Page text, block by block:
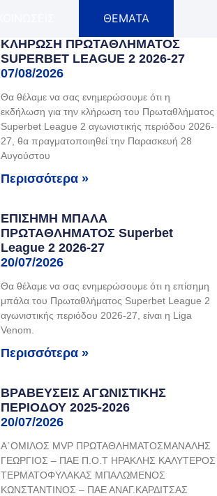
ΘΕΜΑΤΑ
ΚΛΗΡΩΣΗ ΠΡΩΤΑΘΛΗΜΑΤΟΣ
SUPERBET LEAGUE 2 2026-27
07/08/2026
Θα θέλαμε να σας ενημερώσουμε ότι η
εκδήλωση για την κλήρωση του Πρωταθλήματος
Superbet League 2 αγωνιστικής περιόδου 2026-
27, θα πραγματοποιηθεί την Παρασκευή 28
Αυγούστου
Περισσότερα »
EΠΙΣΗΜΗ ΜΠΑΛΑ
ΠΡΩΤΑΘΛΗΜΑΤΟΣ Superbet
League 2 2026-27
20/07/2026
Θα θέλαμε να σας ενημερώσουμε ότι η επίσημη
μπάλα του Πρωταθλήματος Superbet League 2
αγωνιστικής περιόδου 2026-27, είναι η Liga
Venom.
Περισσότερα »
ΒΡΑΒΕΥΣΕΙΣ ΑΓΩΝΙΣΤΙΚΗΣ
ΠΕΡΙΟΔΟΥ 2025-2026
20/07/2026
Α΄ΟΜΙΛΟΣ MVP ΠΡΩΤΑΘΛΗΜΑΤΟΣΜΑΝΑΛΗΣ
ΓΕΩΡΓΙΟΣ – ΠΑΕ Π.Ο.Τ ΗΡΑΚΛΗΣ ΚΑΛΥΤΕΡΟΣ
ΤΕΡΜΑΤΟΦΥΛΑΚΑΣ ΜΠΑΛΩΜΕΝΟΣ
ΚΩΝΣΤΑΝΤΙΝΟΣ – ΠΑΕ ΑΝΑΓ.ΚΑΡΔΙΤΣΑΣ